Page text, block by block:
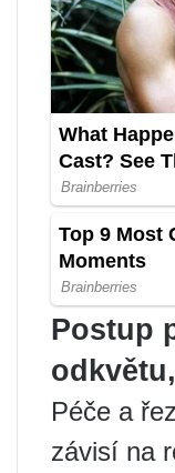
Postup
Péče a
závisí na